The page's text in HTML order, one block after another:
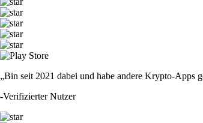
„Bin seit 2021 dabei und habe andere Krypto-Apps
-Verifizierter Nutzer